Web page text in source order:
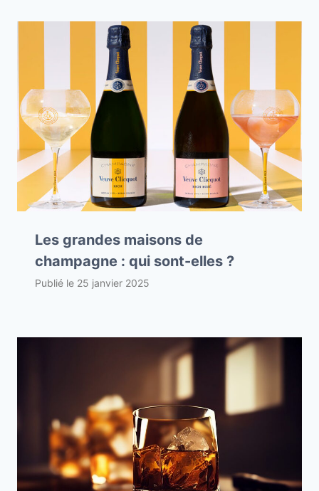
Les grandes maisons de
champagne : qui sont-elles ?
Publié le 25 janvier 2025